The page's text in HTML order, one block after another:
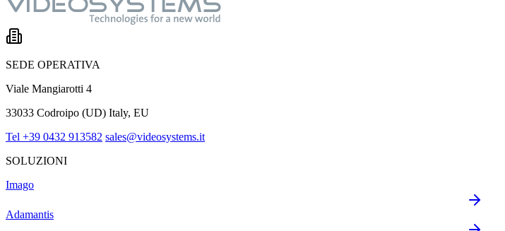
SEDE OPERATIVA
Viale Mangiarotti 4
33033 Codroipo (UD) Italy, EU
Tel +39 0432 913582 sales@videosystems.it
SOLUZIONI
Imago
Adamantis